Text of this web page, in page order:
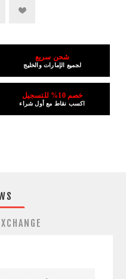
شحن سريع
لجميع الإمارات والخليج
خصم 10% للتسجيل
اكسب نقاط مع أول شراء